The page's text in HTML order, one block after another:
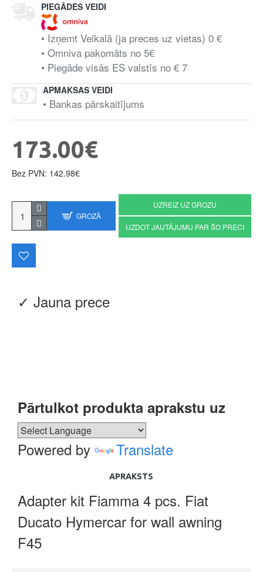
PIEGĀDES VEIDI
• Izņemt Veikalā (ja preces uz vietas) 0 €
• Omniva pakomāts no 5€
• Piegāde visās ES valstīs no € 7
APMAKSAS VEIDI
• Bankas pārskaitījums
✓ Jauna prece
Pārtulkot produkta aprakstu uz
Powered by Translate
APRAKSTS
Adapter kit Fiamma 4 pcs. Fiat
Ducato Hymercar for wall awning
F45
173.00€
Bez PVN: 142.98€
GROZĀ
UZREIZ UZ GROZU
UZDOT JAUTĀJUMU PAR ŠO PRECI